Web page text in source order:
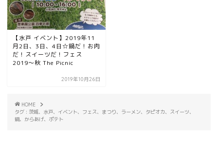
【水戸 イベント】2019年11
月2日、3日、4日☆鍋だ！お肉
だ！スイーツだ！フェス
2019〜秋 The Picnic
2019年10月26日
HOME
タグ : 茨城、水戸、イベント、フェス、まつり、ラーメン、タピオカ、スイーツ、
鍋、からあげ、ポテト